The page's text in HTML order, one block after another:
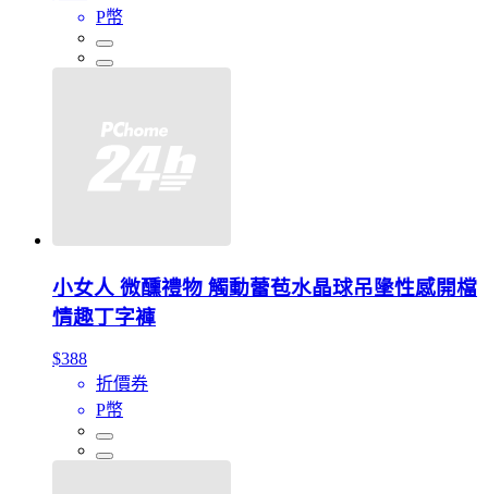
P幣
小女人 微醺禮物 觸動蕾苞水晶球吊墬性感開檔
情趣丁字褲
$388
折價券
P幣